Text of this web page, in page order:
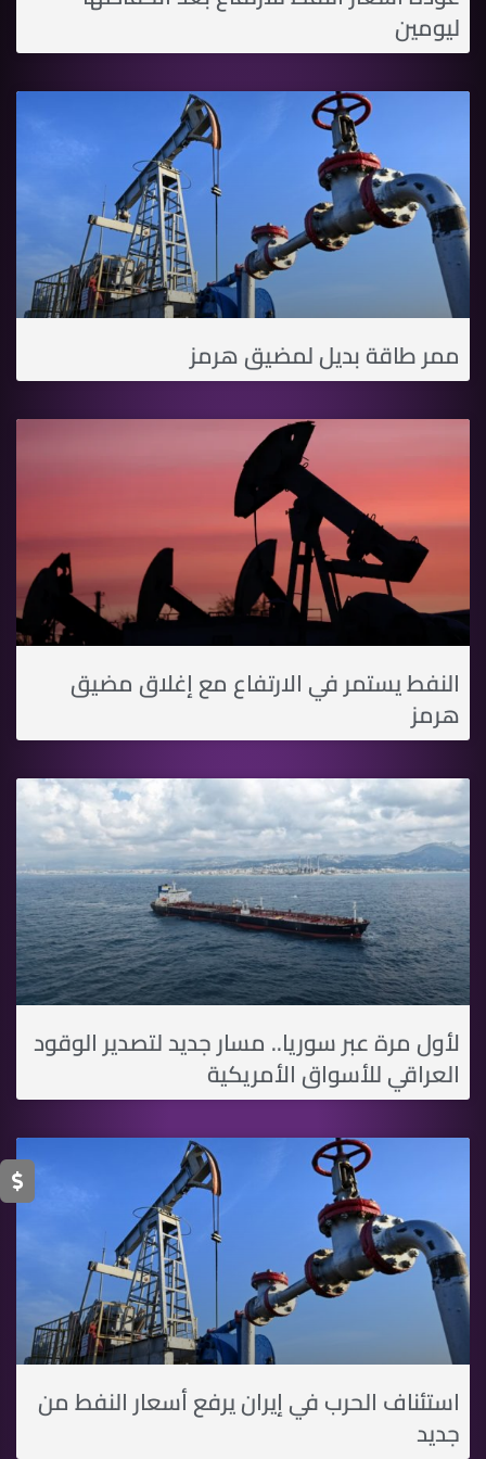
ليومين
ممر طاقة بديل لمضيق هرمز
النفط يستمر في الارتفاع مع إغلاق مضيق
هرمز
لأول مرة عبر سوريا.. مسار جديد لتصدير الوقود
العراقي للأسواق الأمريكية
استئناف الحرب في إيران يرفع أسعار النفط من
جديد